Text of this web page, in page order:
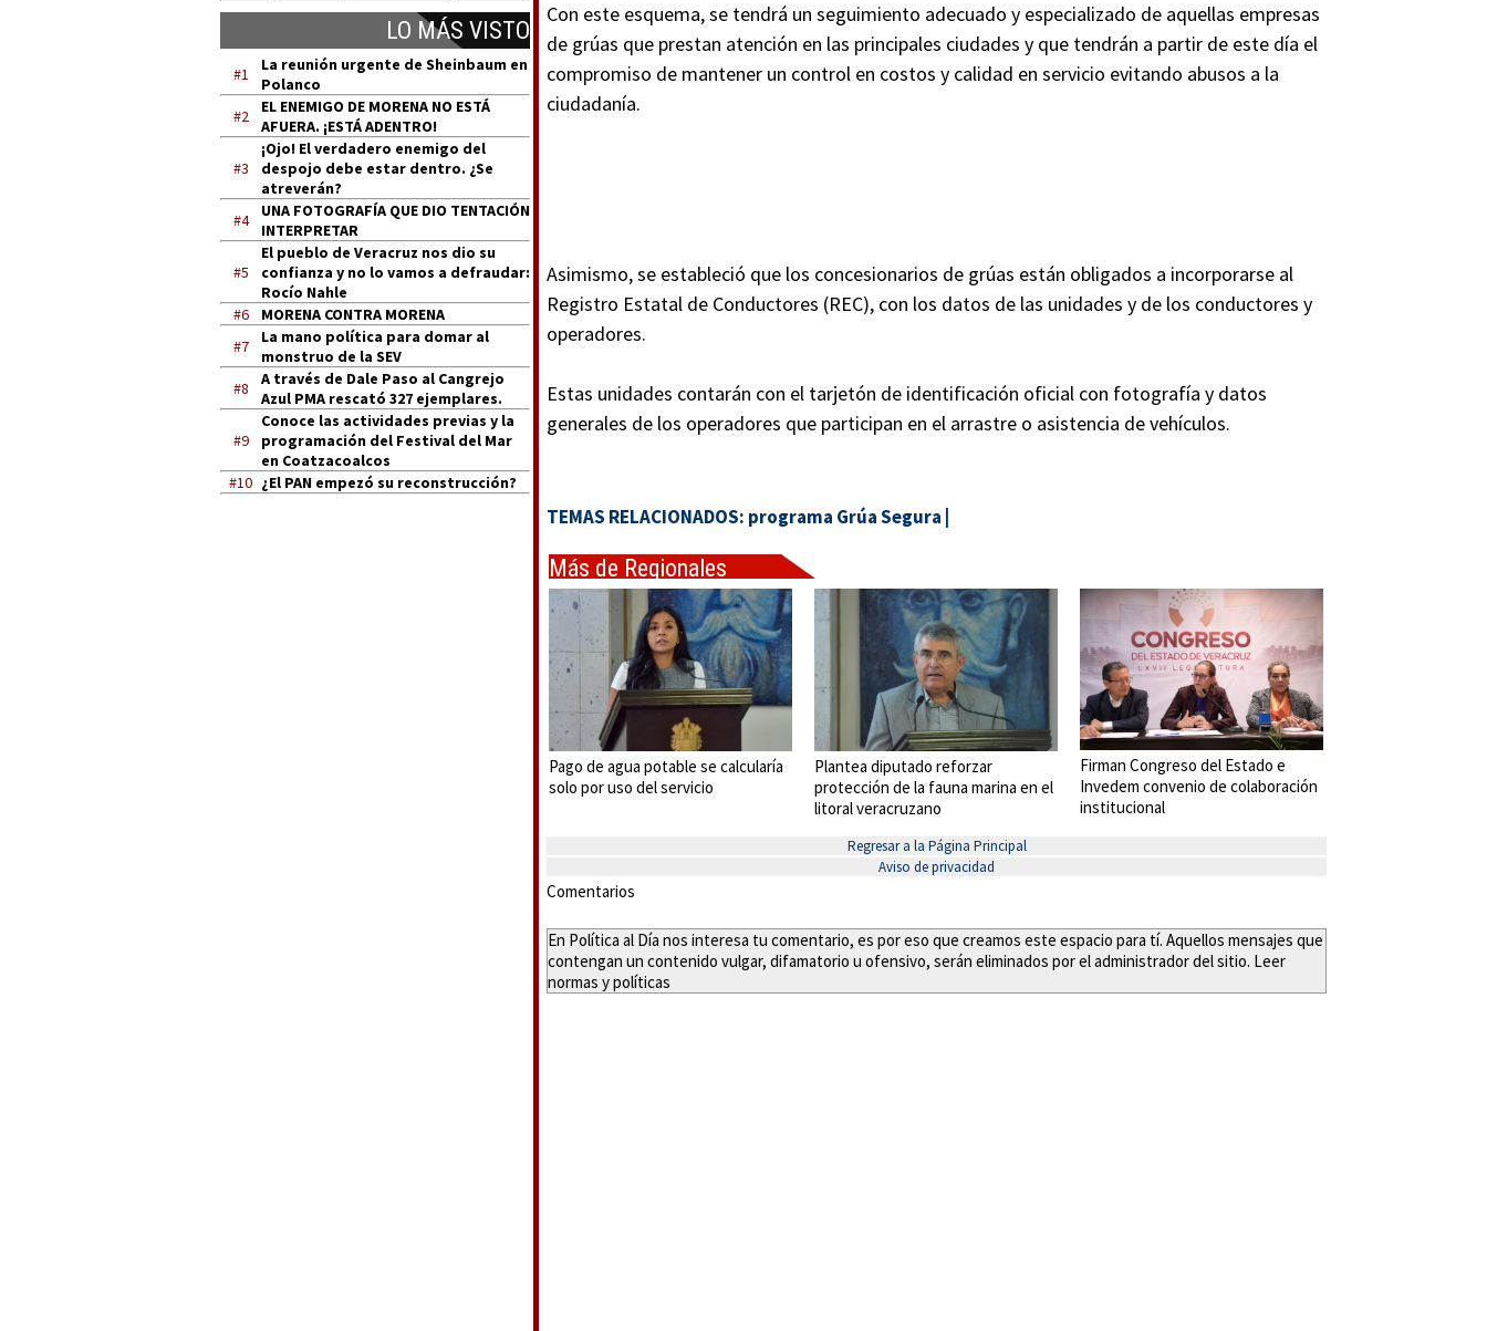
LO MÁS VISTO
#1
La reunión urgente de Sheinbaum en
Polanco
#2
EL ENEMIGO DE MORENA NO ESTÁ
AFUERA. ¡ESTÁ ADENTRO!
#3
¡Ojo! El verdadero enemigo del
despojo debe estar dentro. ¿Se
atreverán?
#4
UNA FOTOGRAFÍA QUE DIO TENTACIÓN
INTERPRETAR
#5
El pueblo de Veracruz nos dio su
confianza y no lo vamos a defraudar:
Rocío Nahle
#6
MORENA CONTRA MORENA
#7
La mano política para domar al
monstruo de la SEV
#8
A través de Dale Paso al Cangrejo
Azul PMA rescató 327 ejemplares.
#9
Conoce las actividades previas y la
programación del Festival del Mar
en Coatzacoalcos
#10 ¿El PAN empezó su reconstrucción?
Con este esquema, se tendrá un seguimiento adecuado y especializado de aquellas empresas
de grúas que prestan atención en las principales ciudades y que tendrán a partir de este día el
compromiso de mantener un control en costos y calidad en servicio evitando abusos a la
ciudadanía.
Asimismo, se estableció que los concesionarios de grúas están obligados a incorporarse al
Registro Estatal de Conductores (REC), con los datos de las unidades y de los conductores y
operadores.
Estas unidades contarán con el tarjetón de identificación oficial con fotografía y datos
generales de los operadores que participan en el arrastre o asistencia de vehículos.
TEMAS RELACIONADOS: programa Grúa Segura
Más de Regionales
Pago de agua potable se calcularía
solo por uso del servicio
Plantea diputado reforzar
protección de la fauna marina en el
litoral veracruzano
Firman Congreso del Estado e
Invedem convenio de colaboración
institucional
Regresar a la Página Principal
Aviso de privacidad
Comentarios
En Política al Día nos interesa tu comentario, es por eso que creamos este espacio para tí. Aquellos mensajes que
contengan un contenido vulgar, difamatorio u ofensivo, serán eliminados por el administrador del sitio. Leer
normas y políticas